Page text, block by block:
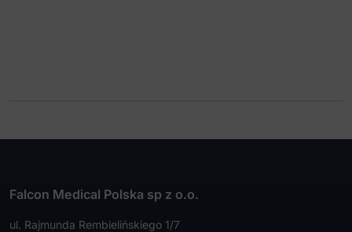
Falcon Medical Polska sp z o.o.
ul. Rajmunda Rembielińskiego 1/7